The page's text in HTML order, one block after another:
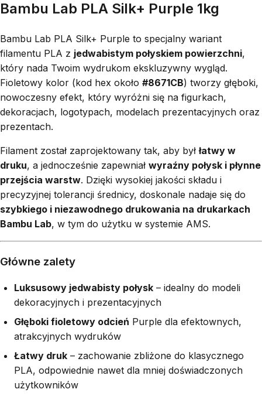
Bambu Lab PLA Silk+ Purple 1kg
Bambu Lab PLA Silk+ Purple to specjalny wariant
filamentu PLA z jedwabistym połyskiem powierzchni,
który nada Twoim wydrukom ekskluzywny wygląd.
Fioletowy kolor (kod hex około #8671CB) tworzy głęboki,
nowoczesny efekt, który wyróżni się na figurkach,
dekoracjach, logotypach, modelach prezentacyjnych oraz
prezentach.
Filament został zaprojektowany tak, aby byłłatwy w
druku, a jednocześnie zapewniał wyraźny połysk i płynne
przejścia warstw. Dzięki wysokiej jakości składu i
precyzyjnej tolerancji średnicy, doskonale nadaje się do
szybkiego i niezawodnego drukowania na drukarkach
Bambu Lab, w tym do użytku w systemie AMS.
Główne zalety
Luksusowy jedwabisty połysk – idealny do modeli
dekoracyjnych i prezentacyjnych
Głęboki fioletowy odcień Purple dla efektownych,
atrakcyjnych wydruków
Łatwy druk – zachowanie zbliżone do klasycznego
PLA, odpowiednie nawet dla mniej doświadczonych
użytkowników